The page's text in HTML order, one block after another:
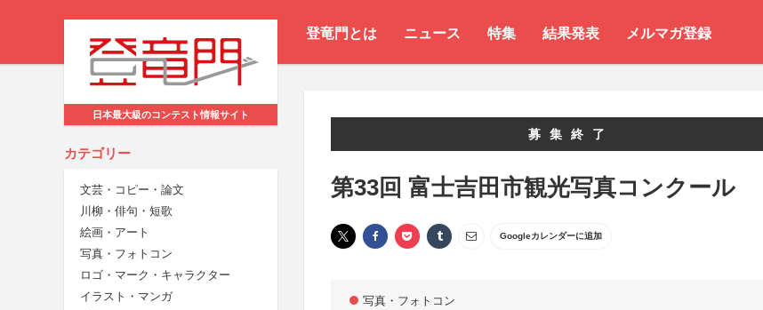
登竜門とは ニュース 特集 結果発表 メルマガ登録
日本最大級のコンテスト情報サイト
カテゴリー
文芸・コピー・論文
川柳・俳句・短歌
絵画・アート
写真・フォトコン
ロゴ・マーク・キャラクター
イラスト・マンガ
募集終了
第33回 富士吉田市観光写真コンクール
Googleカレンダーに追加
写真・フォトコン